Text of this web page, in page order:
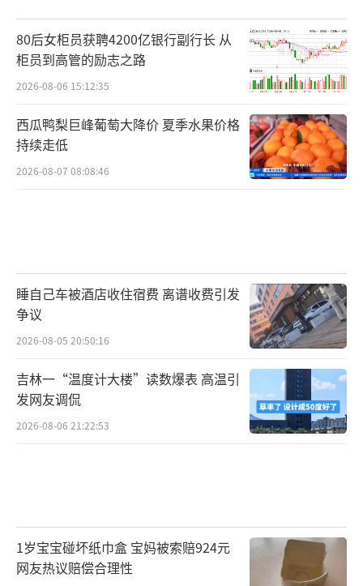
80后女柜员获聘4200亿银行副行长 从
柜员到高管的励志之路
2026-08-06 15:12:35
西瓜鸭梨巨峰葡萄大降价 夏季水果价格
持续走低
2026-08-07 08:08:46
睡自己车被酒店收住宿费 离谱收费引发
争议
2026-08-05 20:50:16
吉林一“温度计大楼”读数爆表 高温引
发网友调侃
2026-08-06 21:22:53
1岁宝宝碰坏纸巾盒 宝妈被索赔924元
网友热议赔偿合理性